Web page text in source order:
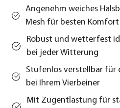
Angenehm weiches
Mesh für besten Komfort
Robust und wetterfest
bei jeder Witterung
Stufenlos verstellbar für
bei Ihrem Vierbeiner
Mit Zugentlastung für